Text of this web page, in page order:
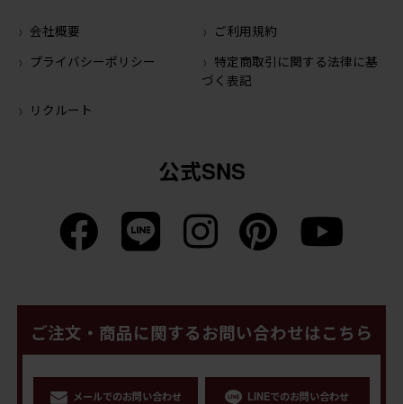
会社概要
ご利用規約
プライバシーポリシー
特定商取引に関する法律に基
づく表記
リクルート
公式SNS
ご注文・商品に関するお問い合わせはこちら
メールでのお問い合わせ LINEでのお問い合わせ